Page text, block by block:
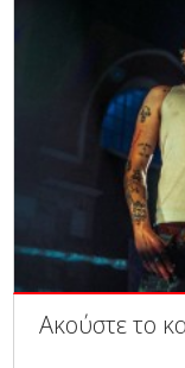
Ακούστε το